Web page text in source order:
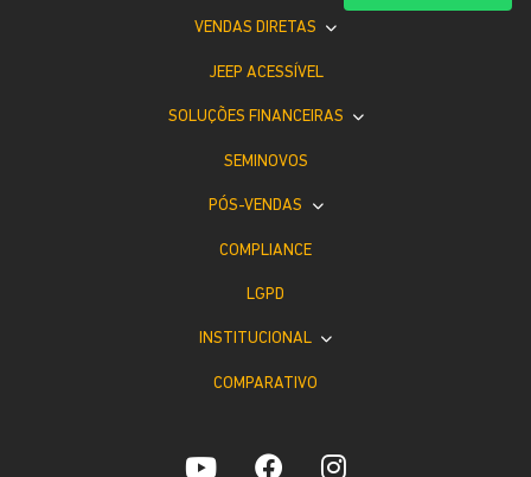
VENDAS DIRETAS
JEEP ACESSÍVEL
SOLUÇÕES FINANCEIRAS
SEMINOVOS
PÓS-VENDAS
COMPLIANCE
LGPD
INSTITUCIONAL
COMPARATIVO